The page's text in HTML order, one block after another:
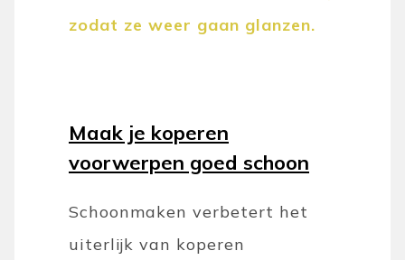
zodat ze weer gaan glanzen.
Maak je koperen
voorwerpen goed schoon
Schoonmaken verbetert het
uiterlijk van koperen